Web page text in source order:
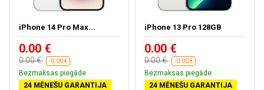
iPhone 14 Pro Max...
0.00 €
0.00 € -0.00 €
Bezmaksas piegāde
24 MĒNEŠU GARANTIJA
iPhone 13 Pro 128GB
0.00 €
0.00 € -0.00 €
Bezmaksas piegāde
24 MĒNEŠU GARANTIJA